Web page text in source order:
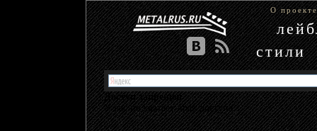
О проекте
стили
Доступ запрещен
У вас не хватает прав доступа.